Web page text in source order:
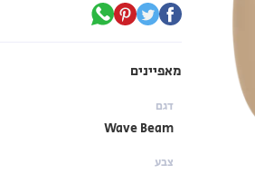
מאפיינים
דגם
Wave Beam
צבע